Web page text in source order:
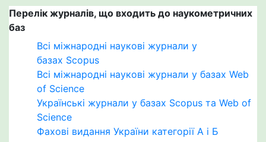
Перелік журналів, що входить до наукометричних
баз
Всі міжнародні наукові журнали у
базах Scopus
Всі міжнародні наукові журнали у базах Web
of Science
Українські журнали у базах Scopus та Web of
Science
Фахові видання України категорії А і Б